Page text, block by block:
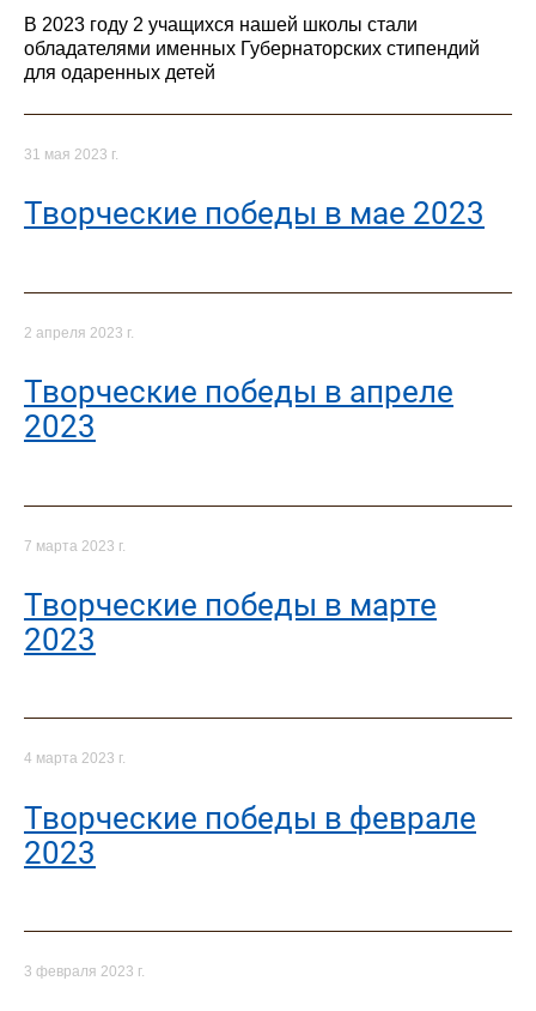
В 2023 году 2 учащихся нашей школы стали
обладателями именных Губернаторских стипендий
для одаренных детей
31 мая 2023 г.
Творческие победы в мае 2023
2 апреля 2023 г.
Творческие победы в апреле
2023
7 марта 2023 г.
Творческие победы в марте
2023
4 марта 2023 г.
Творческие победы в феврале
2023
3 февраля 2023 г.